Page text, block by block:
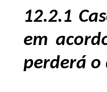
12.2.1
em
perderá